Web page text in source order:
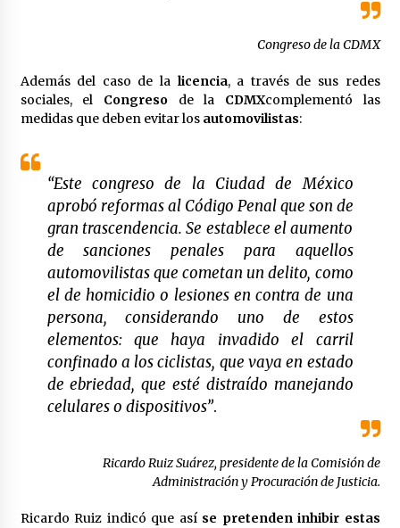
Congreso de la CDMX
Además del caso de la licencia, a través de sus redes
sociales, el Congresode la CDMXcomplementó las
medidas que deben evitar los automovilistas:
“Este congreso de la Ciudad de México
aprobó reformas al Código Penal que son de
gran trascendencia. Se establece el aumento
de sanciones penales para aquellos
automovilistas que cometan un delito, como
el de homicidio o lesiones en contra de una
persona, considerando uno de estos
elementos: que haya invadido el carril
confinado a los ciclistas, que vaya en estado
de ebriedad, que esté distraído manejando
celulares o dispositivos”.
Ricardo Ruiz Suárez, presidente de la Comisión de
Administración y Procuración de Justicia.
Ricardo Ruiz indicó que así se pretenden inhibir estas